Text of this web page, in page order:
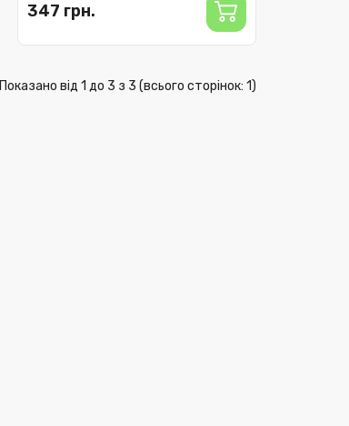
347 грн.
Показано від 1 до 3 з 3 (всього сторінок: 1)